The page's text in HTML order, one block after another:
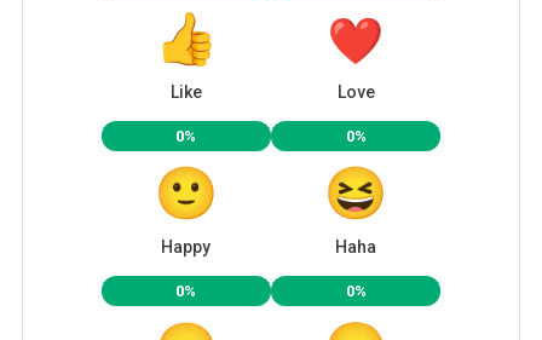
Like Love
0%
Happy
0%
Haha
0% 0%